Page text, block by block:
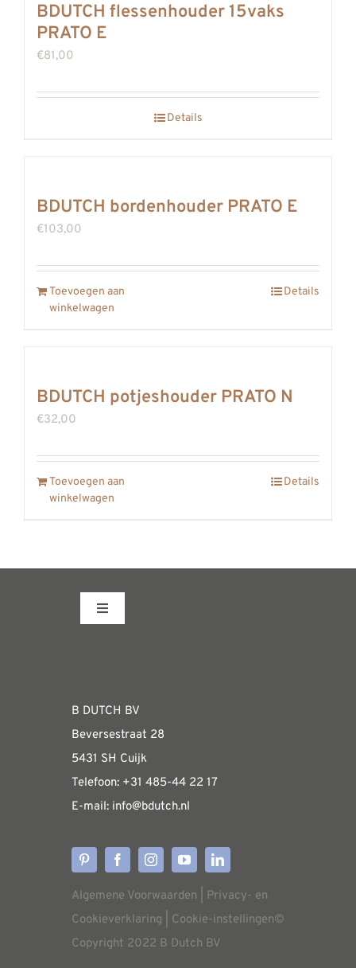
BDUTCH flessenhouder 15vaks
PRATO E
€81,00
Details
BDUTCH bordenhouder PRATO E
€103,00
Toevoegen aan
winkelwagen
Details
BDUTCH potjeshouder PRATO N
€32,00
Toevoegen aan
winkelwagen
Details
Toggle
WEBSHOP
Algemene informatie &
Verzendkosten
Levertijden
Aflevering
B DUTCH BV
Beversestraat 28
5431 SH Cuijk
Telefoon: +31 485-44 22 17
E-mail: info@bdutch.nl
Algemene Voorwaarden
Privacy- en
Cookieverklaring
Cookie-instellingen©
Copyright 2022 B Dutch BV